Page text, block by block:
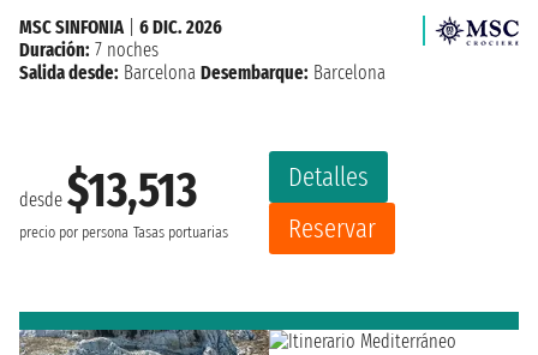
desde $13,513
precio por persona Tasas portuarias
Detalles
Reservar
MSC SINFONIA
6 DIC. 2026
Duración: 7 noches
Salida desde: Barcelona Desembarque: Barcelona